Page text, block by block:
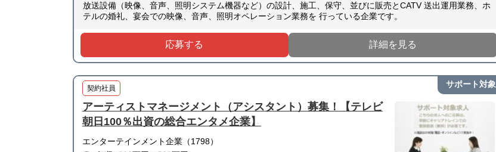
放送設備（映像、音声、照明システム機器など）の設計、施工、保守、並びに販売とCATV 送出運用業務、ホ
テルの婚礼、宴会での映像、音声、照明オペレーション業務を 行っている企業です。
応募する 詳細を見る
サポート対象
契約社員
アーティストマネージメント（アシスタント）募集！【テレビ
朝日100％出資の総合エンタメ企業】
エンターテインメント企業（1798）